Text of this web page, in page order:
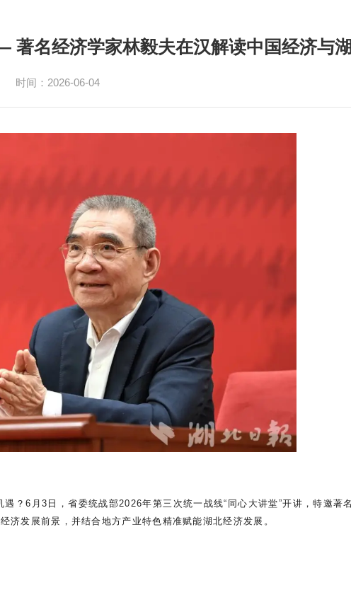
名经济学家林毅夫在汉解读中国经济与
时间：2026-06-04
？6月3日，省委统战部2026年第三次统一战线“同心大讲堂”开讲，特邀著
济发展前景，并结合地方产业特色精准赋能湖北经济发展。